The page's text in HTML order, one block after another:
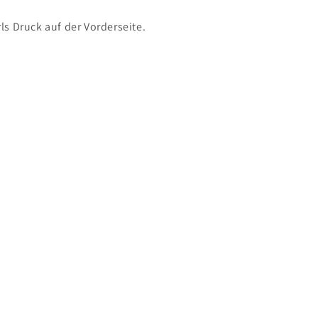
Druck auf der Vorderseite.